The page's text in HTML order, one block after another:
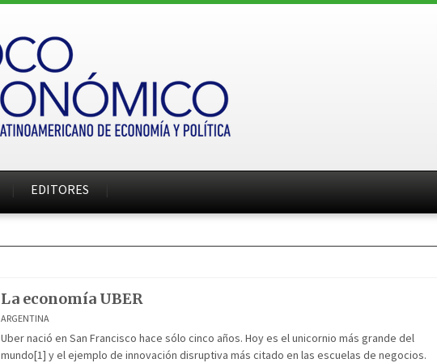
EDITORES
La economía UBER
ARGENTINA
Uber nació en San Francisco hace sólo cinco años. Hoy es el unicornio más grande del
mundo[1] y el ejemplo de innovación disruptiva más citado en las escuelas de negocios.